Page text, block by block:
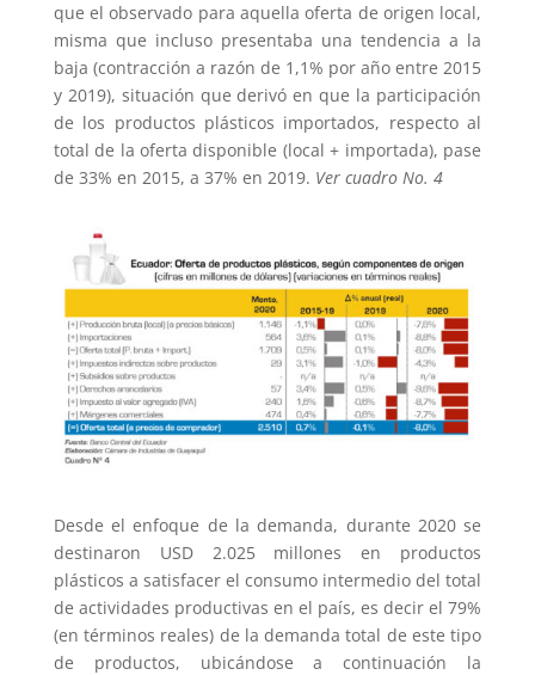
que el observado para aquella oferta de origen local,
misma que incluso presentaba una tendencia a la
baja (contracción a razón de 1,1% por año entre 2015
y 2019), situación que derivó en que la participación
de los productos plásticos importados, respecto al
total de la oferta disponible (local + importada), pase
de 33% en 2015, a 37% en 2019. Ver cuadro No. 4
Desde el enfoque de la demanda, durante 2020 se
destinaron USD 2.025 millones en productos
plásticos a satisfacer el consumo intermedio del total
de actividades productivas en el país, es decir el 79%
(en términos reales) de la demanda total de este tipo
de productos, ubicándose a continuación la